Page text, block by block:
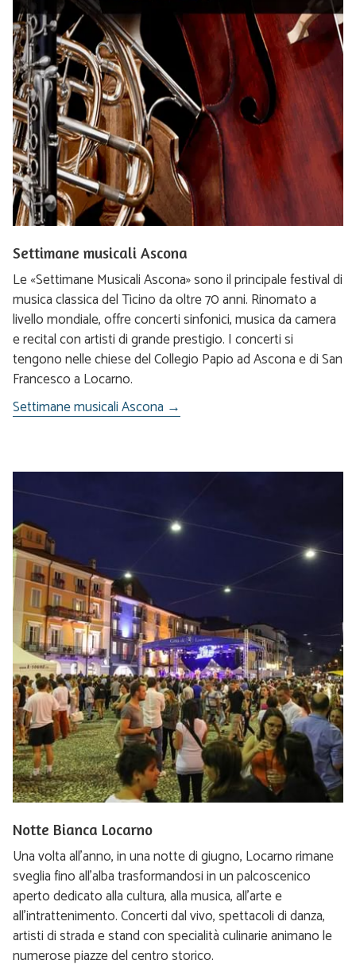
Settimane musicali Ascona
Le «Settimane Musicali Ascona» sono il principale festival di
musica classica del Ticino da oltre 70 anni. Rinomato a
livello mondiale, offre concerti sinfonici, musica da camera
e recital con artisti di grande prestigio. I concerti si
tengono nelle chiese del Collegio Papio ad Ascona e di San
Francesco a Locarno.
Settimane musicali Ascona →
Notte Bianca Locarno
Una volta all’anno, in una notte di giugno, Locarno rimane
sveglia fino all’alba trasformandosi in un palcoscenico
aperto dedicato alla cultura, alla musica, all’arte e
all’intrattenimento. Concerti dal vivo, spettacoli di danza,
artisti di strada e stand con specialità culinarie animano le
numerose piazze del centro storico.